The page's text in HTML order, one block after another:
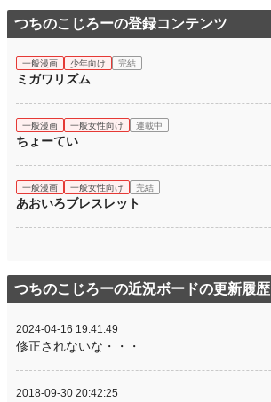
つちのこじろーの登録コンテンツ
一般漫画 少年向け 完結
ミガワリズム
一般漫画 一般女性向け 連載中
ちょーてい
一般漫画 一般女性向け 完結
あおいろブレスレット
つちのこじろーの近況ボードの更新履歴
2024-04-16 19:41:49
修正されないな・・・
2018-09-30 20:42:25